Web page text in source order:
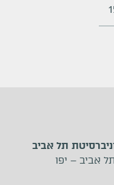
תל אביב
ת.ד. 39040, תל אביב – יפו